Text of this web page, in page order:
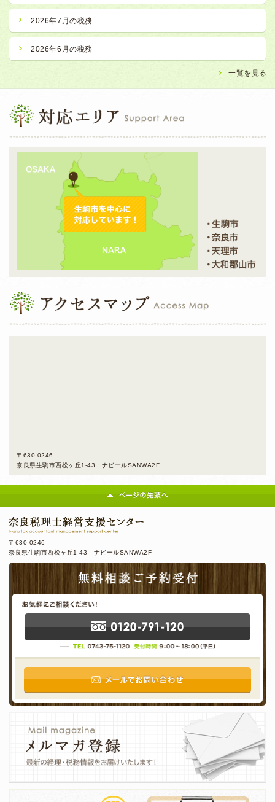
2026年7月の税務
2026年6月の税務
一覧を見る
〒630-0246
奈良県生駒市西松ヶ丘1-43 ナビールSANWA2F
〒630-0246
奈良県生駒市西松ヶ丘1-43 ナビールSANWA2F